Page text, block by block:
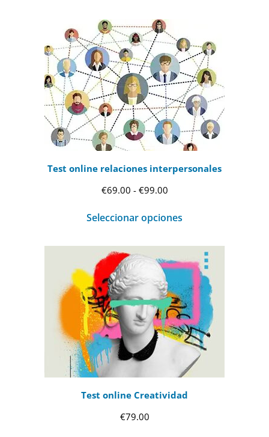
Test online relaciones interpersonales
€69.00 - €99.00Rango
desde
€69.00
hasta
€99.00
Seleccionar opciones
Test online Creatividad
€79.00